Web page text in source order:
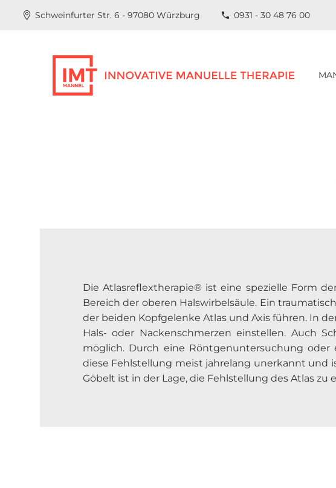
Schweinfurter Str. 6 - 97080 Würzburg 0931 - 30 48 76 00
Die Atlasreflextherapie® ist eine spezielle Form
Bereich der oberen Halswirbelsäule. Ein
der beiden Kopfgelenke Atlas und Axis führen. In
Hals- oder Nackenschmerzen einstellen. Auch
möglich. Durch eine Röntgenuntersuchung
diese Fehlstellung meist jahrelang unerkannt und
Göbelt ist in der Lage, die Fehlstellung des Atlas zu